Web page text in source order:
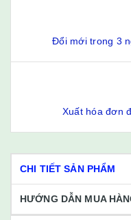
Đổi mới trong 3
Xuất hóa đơn
CHI TIẾT SẢN PHẨM
HƯỚNG DẪN MUA